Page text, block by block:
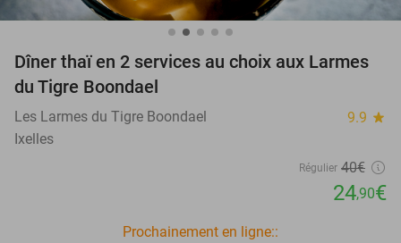
Dîner thaï en 2 services au choix aux Larmes
du Tigre Boondael
Les Larmes du Tigre Boondael 9.9 star
Ixelles
Régulier 40€
24,90€
Prochainement en ligne::